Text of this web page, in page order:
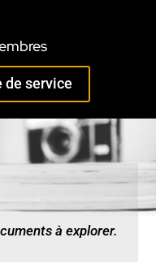
de service
à explorer.